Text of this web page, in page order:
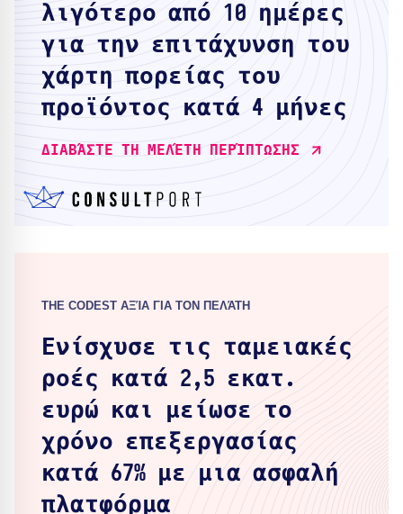
λιγότερο από 10 ημέρες
για την επιτάχυνση του
χάρτη πορείας του
προϊόντος κατά 4 μήνες
ΔΙΑΒΆΣΤΕ ΤΗ ΜΕΛΈΤΗ ΠΕΡΊΠΤΩΣΗΣ
THE CODEST ΑΞΊΑ ΓΙΑ ΤΟΝ ΠΕΛΆΤΗ
Ενίσχυσε τις ταμειακές
ροές κατά 2,5 εκατ.
ευρώ και μείωσε το
χρόνο επεξεργασίας
κατά 67% με μια ασφαλή
πλατφόρμα